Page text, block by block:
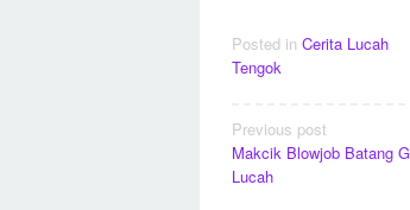
Posted in Cerita Lucah
Tengok
Post
navigation
Previous post
Makcik Blowjob Batang
Lucah